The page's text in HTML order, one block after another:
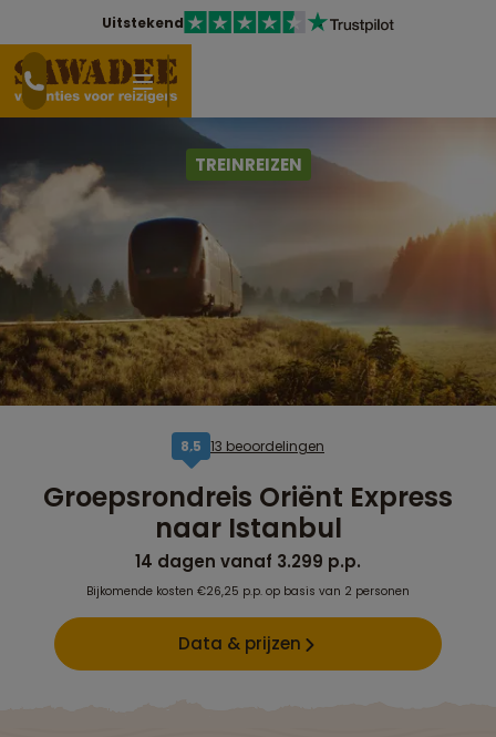
Uitstekend
TREINREIZEN
8,5 13 beoordelingen
Groepsrondreis Oriënt Express
naar Istanbul
14 dagen vanaf 3.299 p.p.
Bijkomende kosten €26,25 p.p. op basis van 2 personen
Data & prijzen